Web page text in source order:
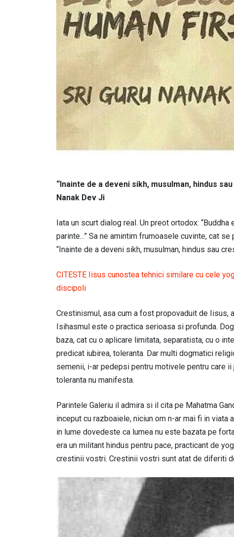
“Inainte de a deveni sikh, musulman, hindus
Nanak Dev Ji
Iata un scurt dialog real. Un preot ortodox: “Buddha
parinte...” Sa ne amintim frumoasele cuvinte, cat
“Inainte de a deveni sikh, musulman, hindus sau
CITESTE Iisus cunostea tehnici similare cu cele
discipoli
Crestinismul, asa cum a fost propovaduit de
Isihasmul este o practica serioasa si profunda.
baza, cat cu o aplicare limitata, separatista, cu o
predicat iubirea, toleranta. Dar multi dogmatici
semenii, i-ar pedepsi pentru motivele pentru care
toleranta nu manifesta.
Parintele Galeriu il admira si il cita pe Mahatma
inceput cu razboaiele, niciun om n-ar mai fi in viata
in lume dovedeste ca lumea nu este bazata pe
era un militant hindus pentru pace, practicant de
crestinii vostri. Crestinii vostri sunt atat de diferiti